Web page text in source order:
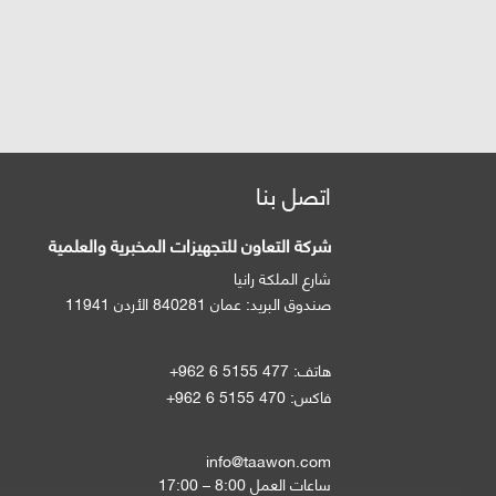
اتصل بنا
شركة التعاون للتجهيزات المخبرية والعلمية
شارع الملكة رانيا
صندوق البريد: عمان 840281 الأردن 11941
هاتف: +962 6 5155 477
فاكس: +962 6 5155 470
info@taawon.com
ساعات العمل 8:00 – 17:00